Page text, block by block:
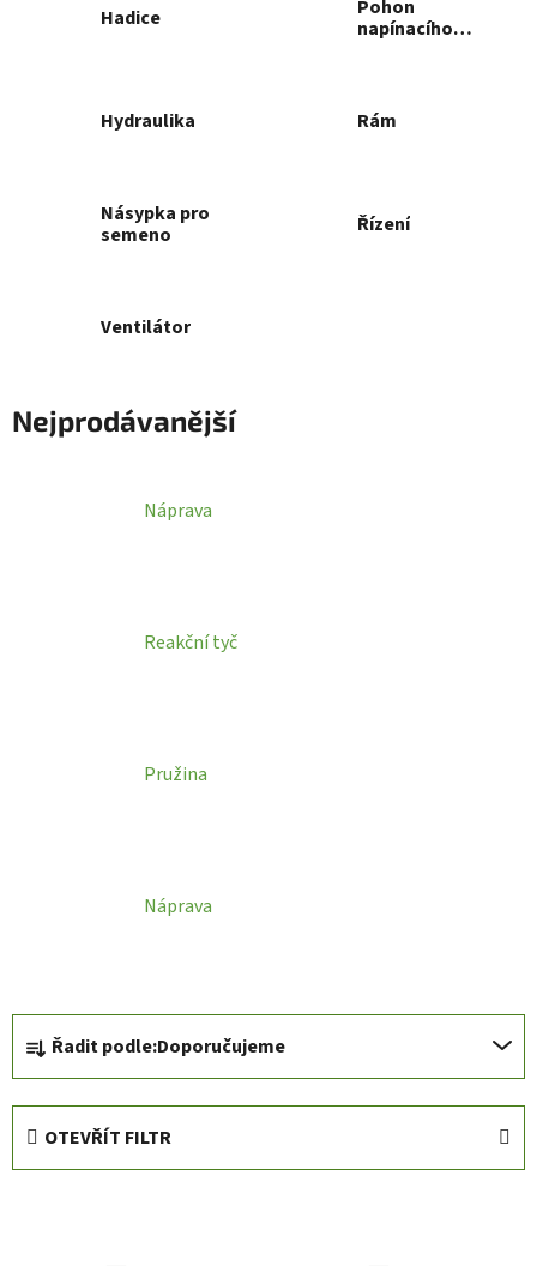
Hadice
Pohon
napínacího
Hydraulika Rám
Násypka pro
semeno
Řízení
Ventilátor
Nejprodávanější
Náprava
Reakční tyč
Pružina
Náprava
Ř
a
z
Řadit podle:Doporučujeme
OTEVŘÍT FILTR